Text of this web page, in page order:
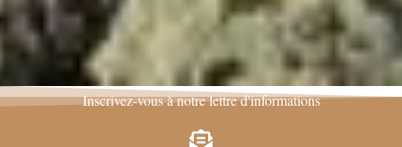
Inscrivez-vous à notre lettre d'informations